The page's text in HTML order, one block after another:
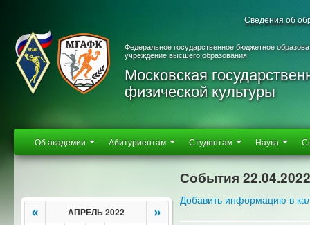
Сведения об
Федеральное государственное бюджетное
учреждение высшего образования
Московская
физической культуры
Об академии Абитуриентам Студентам Наука
« АПРЕЛЬ 2022 »
События 22.04.2022
Добавить информацию в